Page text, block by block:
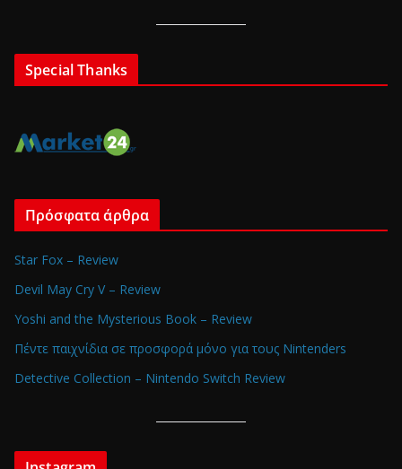
Special Thanks
Πρόσφατα άρθρα
Star Fox – Review
Devil May Cry V – Review
Yoshi and the Mysterious Book – Review
Πέντε παιχνίδια σε προσφορά μόνο για τους Nintenders
Detective Collection – Nintendo Switch Review